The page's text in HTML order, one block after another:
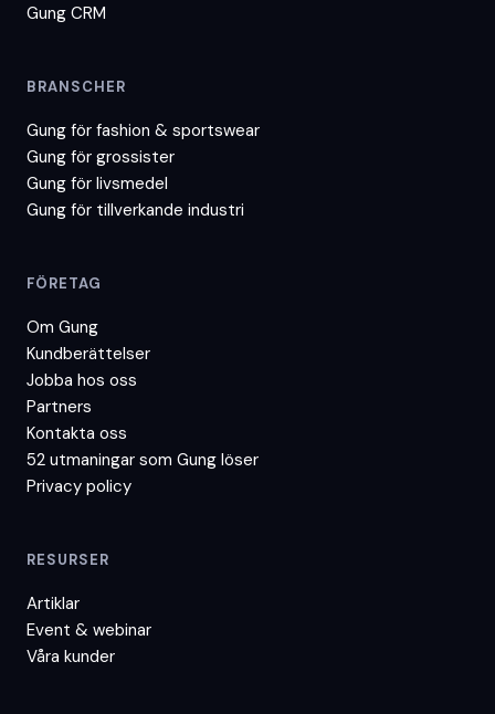
Gung CRM
BRANSCHER
Gung för fashion & sportswear
Gung för grossister
Gung för livsmedel
Gung för tillverkande industri
FÖRETAG
Om Gung
Kundberättelser
Jobba hos oss
Partners
Kontakta oss
52 utmaningar som Gung löser
Privacy policy
RESURSER
Artiklar
Event & webinar
Våra kunder